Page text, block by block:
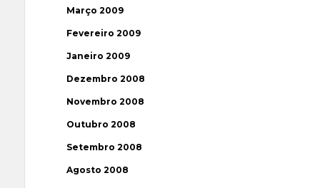
Março 2009
Fevereiro 2009
Janeiro 2009
Dezembro 2008
Novembro 2008
Outubro 2008
Setembro 2008
Agosto 2008